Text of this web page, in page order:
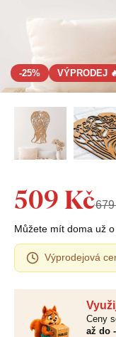
-25% VÝPRODEJ
Ceny
až do
509 Kč
Můžete mít doma už o
Výprodejová